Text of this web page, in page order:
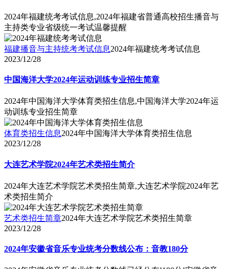
2024年福建统考考试信息,2024年福建省普通高校招生播音与
主持类专业省级统一考试温馨提醒
福建播音与主持统考考试信息2024年福建统考考试信息
2023/12/28
中国海洋大学2024年运动训练专业招生简章
2024年中国海洋大学体育类招生信息,中国海洋大学2024年运
动训练专业招生简章
体育类招生信息2024年中国海洋大学体育类招生信息
2023/12/28
大连艺术学院2024年艺术类招生简介
2024年大连艺术学院艺术类招生简章,大连艺术学院2024年艺
术类招生简介
艺术类招生简章2024年大连艺术学院艺术类招生简章
2023/12/28
2024年安徽省音乐专业统考分数线公布：音教180分